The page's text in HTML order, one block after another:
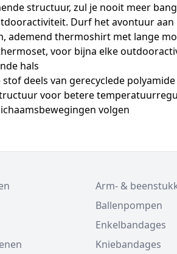
structuur, zul je nooit meer
Durf het avontuur
ademend thermoshirt met lange
voor bijna elke
hals
deels van gerecyclede polyamide
voor betere
volgen
Arm- &
Ballenpompen
Enkelbandages
Kniebandages